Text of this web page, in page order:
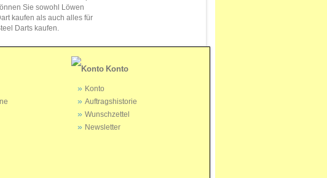
Sie sowohl Löwen
kaufen als auch alles für
Darts kaufen.
Konto
Konto
Auftragshistorie
Wunschzettel
Newsletter